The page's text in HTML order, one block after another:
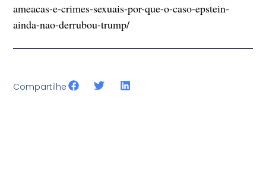
ameacas-e-crimes-sexuais-por-que-o-caso-epstein-
ainda-nao-derrubou-trump/
Compartilhe